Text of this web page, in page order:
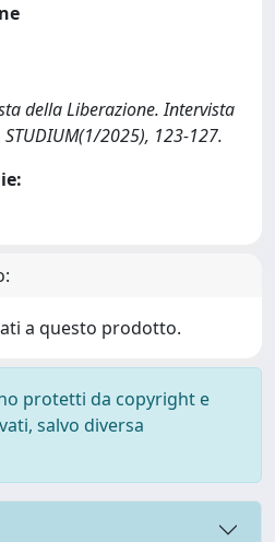
della Liberazione. Intervista
2025), 123-127.
a questo prodotto.
protetti da copyright e
salvo diversa